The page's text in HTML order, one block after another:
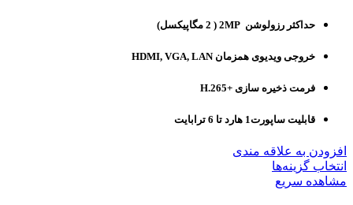
حداکثر رزولوشن 2MP ( 2 مگاپیکسل)
خروجی ویدیوی همزمان HDMI, VGA, LAN
فرمت ذخیره سازی +H.265
قابلیت ساپورت1 هارد تا 6 ترابایت
افزودن به علاقه مندی
انتخاب گزینه‌ها
مشاهده سریع